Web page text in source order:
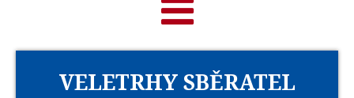
VELETRHY SBĚRATEL